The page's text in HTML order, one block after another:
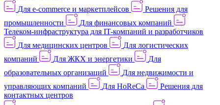
Для e-commerce и маркетплейсов
Решения для
промышленности
Для финансовых компаний
Телеком-инфраструктура для IT-компаний и разработчиков
Для медицинских центров
Для логистических
компаний
Для ЖКХ и энергетики
Для
образовательных организаций
Для недвижимости и
управляющих компаний
Для HoReCa
Решения для
контактных центров